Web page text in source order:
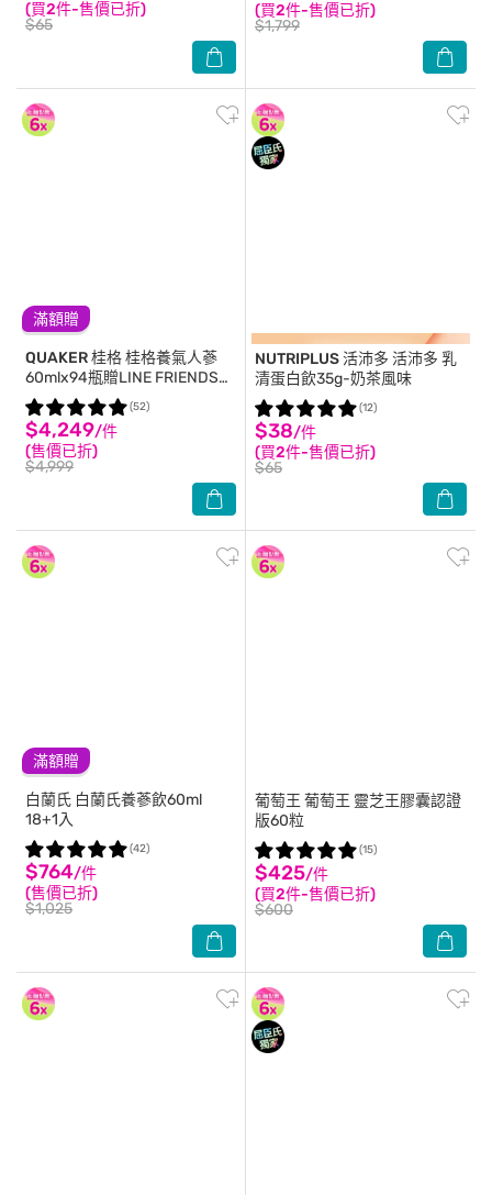
(買2件-售價已折)
$65
(買2件-售價已折)
$1,799
滿額贈
QUAKER 桂格桂格養氣人蔘
60mlx94瓶贈LINE FRIENDS行
李箱24吋
$4,249/件
(售價已折)
$4,999
(52)
NUTRIPLUS 活沛多 活沛多 乳
清蛋白飲35g-奶茶風味
$38/件
(買2件-售價已折)
$65
(12)
滿額贈
白蘭氏 白蘭氏養蔘飲60ml
18+1入
$764/件
(售價已折)
$1,025
(42)
葡萄王 葡萄王 靈芝王膠囊認證
版60粒
$425/件
(買2件-售價已折)
$600
(15)